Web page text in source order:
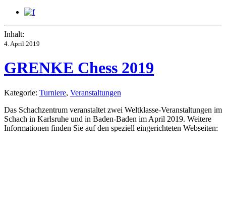
Inhalt:
4. April 2019
GRENKE Chess 2019
Kategorie: Turniere, Veranstaltungen
Das Schachzentrum veranstaltet zwei Weltklasse-Veranstaltungen im
Schach in Karlsruhe und in Baden-Baden im April 2019. Weitere
Informationen finden Sie auf den speziell eingerichteten Webseiten: